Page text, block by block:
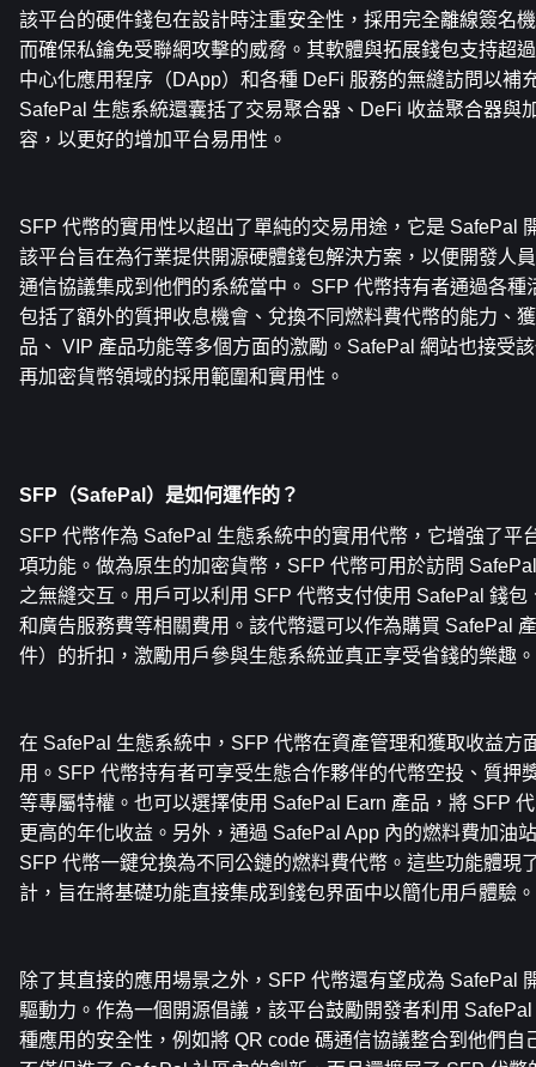
該平台的硬件錢包在設計時注重安全性，採用完全離線簽名
而確保私鑰免受聯網攻擊的威脅。其軟體與拓展錢包支持超
中心化應用程序（DApp）和各種 DeFi 服務的無縫訪問以補
SafePal 生態系統還囊括了交易聚合器、DeFi 收益聚合器與
容，以更好的增加平台易用性。
SFP 代幣的實用性以超出了單純的交易用途，它是 SafePal
該平台旨在為行業提供開源硬體錢包解決方案，以便開發人
通信協議集成到他們的系統當中。 SFP 代幣持有者通過各種
包括了額外的質押收息機會、兌換不同燃料費代幣的能力、
品、 VIP 產品功能等多個方面的激勵。SafePal 網站也接受
再加密貨幣領域的採用範圍和實用性。
SFP（SafePal）是如何運作的 ？
SFP 代幣作為 SafePal 生態系統中的實用代幣，它增強了平
項功能。做為原生的加密貨幣，SFP 代幣可用於訪問
之無縫交互。用戶可以利用 SFP 代幣支付使用 SafePal 錢
和廣告服務費等相關費用。該代幣還可以作為購買 SafePal
件）的折扣，激勵用戶參與生態系統並真正享受省錢的樂趣。
在 SafePal 生態系統中，SFP 代幣在資產管理和獲取收益方
用。SFP 代幣持有者可享受生態合作夥伴的代幣空投、質押
等專屬特權。也可以選擇使用 SafePal Earn 產品，將 SFP
更高的年化收益。另外，通過 SafePal App 內的燃料費加油
SFP 代幣一鍵兌換為不同公鏈的燃料費代幣。這些功能體現
計，旨在將基礎功能直接集成到錢包界面中以簡化用戶體驗。
除了其直接的應用場景之外，SFP 代幣還有望成為 SafePal
驅動力。作為一個開源倡議，該平台鼓勵開發者利用
種應用的安全性，例如將 QR code 碼通信協議整合到他們自